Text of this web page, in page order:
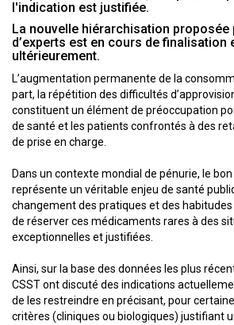
l'indication est justifiée.
La nouvelle hiérarchisation proposée
d’experts est en cours de
ultérieurement.
L’augmentation permanente de la
part, la répétition des difficultés
constituent un élément de préoccupation
de santé et les patients confrontés à des
de prise en charge.
Dans un contexte mondial de pénurie, le
représente un véritable enjeu de santé
changement des pratiques et des
de réserver ces médicaments rares à des
exceptionnelles et justifiées.
Ainsi, sur la base des données les plus
CSST ont discuté des indications
de les restreindre en précisant, pour
critères (cliniques ou biologiques) justifiant